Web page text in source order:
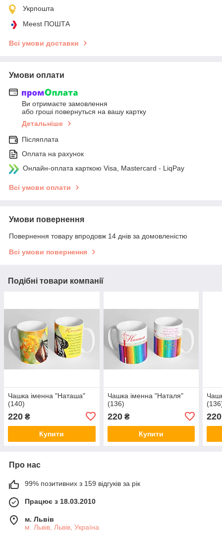
Укрпошта
Meest ПОШТА
Всі умови доставки
Умови оплати
Ви отримаєте замовлення
або гроші повернуться на вашу картку
Детальніше
Післяплата
Оплата на рахунок
Онлайн-оплата карткою Visa, Mastercard - LiqPay
Всі умови оплати
Умови повернення
Повернення товару впродовж 14 днів за домовленістю
Всі умови повернення
Подібні товари компанії
Чашка іменна "Наташа"
(140)
220 ₴
Купити
Чашка іменна "Наталя"
(136)
220₴
Купити
220
Про нас
99% позитивних з 159 відгуків за рік
Працює з 18.03.2010
м. Львів
м. Львів, Львів, Україна